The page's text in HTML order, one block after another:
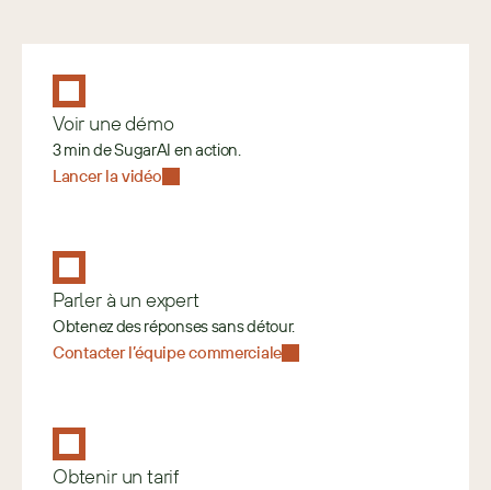
Voir une démo
3 min de SugarAI en action.
Lancer la vidéo
Parler à un expert
Obtenez des réponses sans détour.
Contacter l’équipe commerciale
Obtenir un tarif